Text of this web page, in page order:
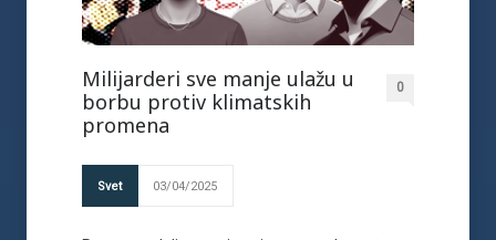
Milijarderi sve manje ulažu u
borbu protiv klimatskih
promena
0
Svet 03/04/2025